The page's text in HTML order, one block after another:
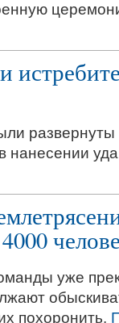
развернуты
нанесении
уже
похоронить.